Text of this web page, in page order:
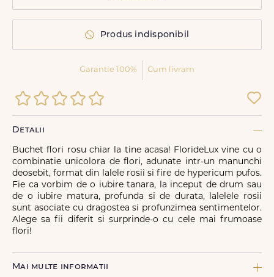
Produs indisponibil
Garantie 100% Cum livram
Detalii
Buchet flori rosu chiar la tine acasa! FlorideLux vine cu o
combinatie unicolora de flori, adunate intr-un manunchi
deosebit, format din lalele rosii si fire de hypericum pufos.
Fie ca vorbim de o iubire tanara, la inceput de drum sau
de o iubire matura, profunda si de durata, lalelele rosii
sunt asociate cu dragostea si profunzimea sentimentelor.
Alege sa fii diferit si surprinde-o cu cele mai frumoase
flori!
Mai multe informatii